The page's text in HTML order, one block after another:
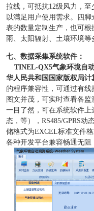
拉线，可抵抗12级风力，
以满足用户使用需求。四
表的数量定制生产，也可
雨、太阳辐射、土壤环境
七、数据采集系统软件：
TINEL-QX5气象环境自
华人民共和国国家版权局
的程序兼容性，可通过有
图文并茂，可实时查看各
一目了然，可在系统软件
态，等），RS485/GPRS
储格式为EXCEL标准文件
各种开发平台兼容畅通无